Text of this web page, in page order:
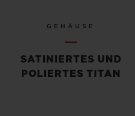
GEHÄUSE
SATINIERTES UND
POLIERTES TITAN